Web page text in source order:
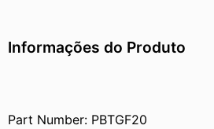
Informações do Produto
Part Number: PBTGF20